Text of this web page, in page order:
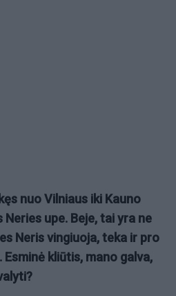
nuo Vilniaus iki Kauno
upe. Beje, tai yra ne
Neris vingiuoja, teka ir pro
kliūtis, mano galva,